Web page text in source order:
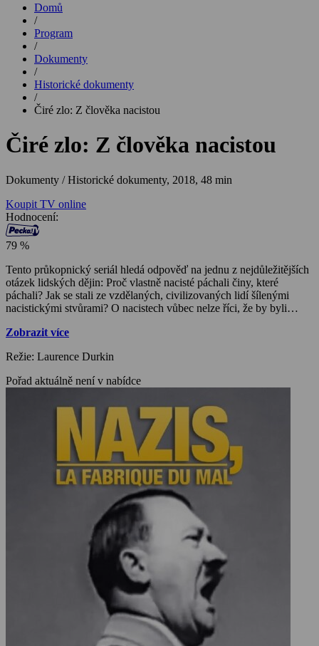
Domů
/
Program
/
Dokumenty
/
Historické dokumenty
/
Čiré zlo: Z člověka nacistou
Čiré zlo: Z člověka nacistou
Dokumenty / Historické dokumenty, 2018, 48 min
Koupit TV online
Hodnocení:
79 %
Tento průkopnický seriál hledá odpověď na jednu z nejdůležitějších
otázek lidských dějin: Proč vlastně nacisté páchali činy, které
páchali? Jak se stali ze vzdělaných, civilizovaných lidí šílenými
nacistickými stvůrami? O nacistech vůbec nelze říci, že by byli
nacházíme německé akademiky, studenty, úředníky a profesory.
erudovaní, dobře zacházeli se slovy, a co se týče jejich vlastností,
lékaři a spisovatelé. A přesto spáchali spoustu nevýslovně krutých
správně. Tak vypadá pravé zlo. V tomto nesmírně zarážejícím a
odhalujícím televizním cyklu bude pod lupou zkoumáno šest
předních nacistických potentátů: Goebbels, Speer, Göring,
Eichmann, Himmler a Wernher von Braun.
Zobrazit více
Režie: Laurence Durkin
Pořad aktuálně není v nabídce